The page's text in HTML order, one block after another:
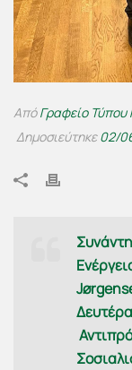
ΑπόΓραφείο
Δημοσιεύτηκε02/